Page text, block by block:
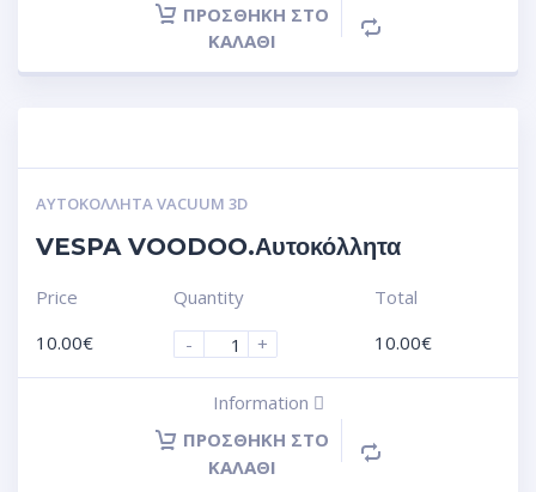
ΠΡΟΣΘΉΚΗ ΣΤΟ
ΚΑΛΆΘΙ
ΑΥΤΟΚΌΛΛΗΤΑ VACUUM 3D
VESPA VOODOO.Αυτοκόλλητα
Price
10.00€
Quantity
-
+
Total
10.00€
Information
ΠΡΟΣΘΉΚΗ ΣΤΟ
ΚΑΛΆΘΙ